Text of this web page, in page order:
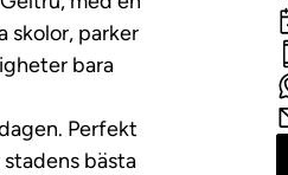
skolor, parker
bara
Perfekt
bästa